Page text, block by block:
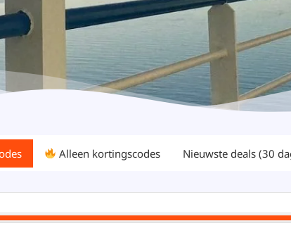
Alleen kortingscodes Nieuwste deals (30